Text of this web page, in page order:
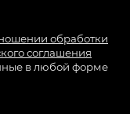
обработки
соглашения
в любой форме